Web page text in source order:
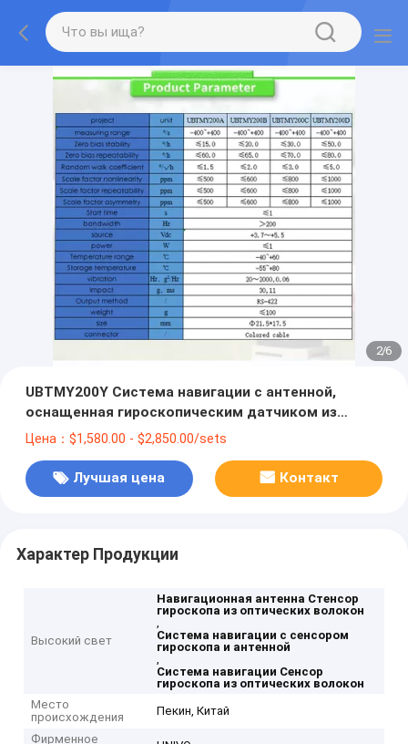
2/6
UBTMY200Y Система навигации с антенной,
оснащенная гироскопическим датчиком из
оптических волокон
Цена：$1,580.00 - $2,850.00/sets
Лучшая цена Контакт
Характер Продукции
Высокий свет
Навигационная антенна Стенсор
гироскопа из оптических волокон
,
Система навигации с сенсором
гироскопа и антенной
,
Система навигации Сенсор
гироскопа из оптических волокон
Место
происхождения
Пекин, Китай
Фирменное